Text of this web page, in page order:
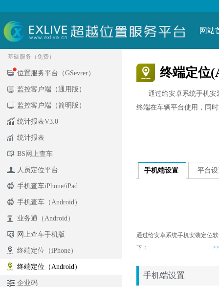
网站
基础服务（免费）
位置服务平台（GSevrer）
监控客户端（通用版）
监控客户端（简明版）
统计报表V3.0
统计报表
BS网上查车
人员定位平台
手机查车iPhone/iPad
手机查车（Android）
业务通（Android）
网上查车手机版
终端定位（iPhone）
终端定位（Android）
企业码
终端定位
通过给安卓系统手机安
终端在车辆平台使用，同
手机端设置 平台
通过给安卓系统手机安装定位
下：
手机端设置